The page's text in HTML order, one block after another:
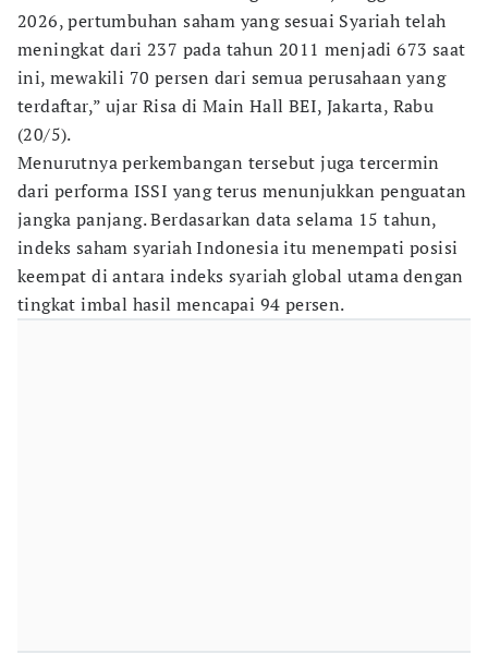
2026, pertumbuhan saham yang sesuai Syariah telah
meningkat dari 237 pada tahun 2011 menjadi 673 saat
ini, mewakili 70 persen dari semua perusahaan yang
terdaftar,” ujar Risa di Main Hall BEI, Jakarta, Rabu
(20/5).
Menurutnya perkembangan tersebut juga tercermin
dari performa ISSI yang terus menunjukkan penguatan
jangka panjang. Berdasarkan data selama 15 tahun,
indeks saham syariah Indonesia itu menempati posisi
keempat di antara indeks syariah global utama dengan
tingkat imbal hasil mencapai 94 persen.